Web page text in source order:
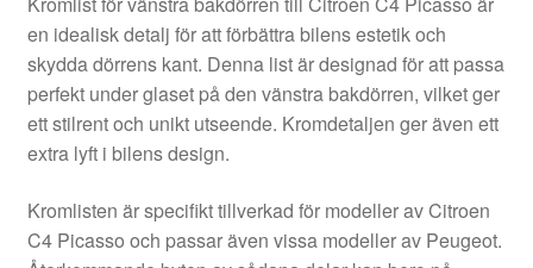
en idealisk detalj för att förbättra bilens estetik och
skydda dörrens kant. Denna list är designad för att passa
perfekt under glaset på den vänstra bakdörren, vilket ger
ett stilrent och unikt utseende. Kromdetaljen ger även ett
extra lyft i bilens design.
Kromlisten är specifikt tillverkad för modeller av Citroen
C4 Picasso och passar även vissa modeller av Peugeot.